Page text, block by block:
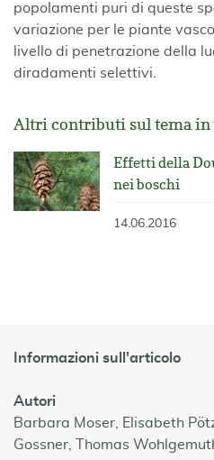
popolamenti puri di queste
variazione per le piante
livello di penetrazione della
diradamenti selettivi.
Altri contributi sul tema in
Effetti della
nei boschi
14.06.2016
Informazioni sull'articolo
Autori
Barbara Moser,
Elisabeth
Gossner, Thomas